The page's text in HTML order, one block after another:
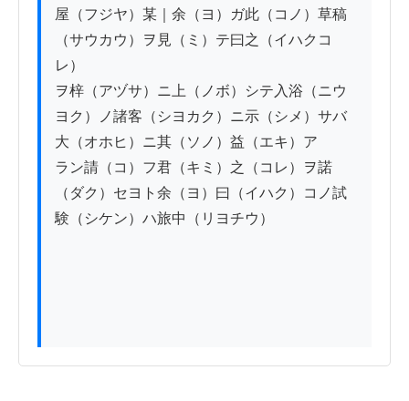
屋（フジヤ）某｜余（ヨ）ガ此（コノ）草稿
（サウカウ）ヲ見（ミ）テ曰之（イハクコ
レ）
ヲ梓（アヅサ）ニ上（ノボ）シテ入浴（ニウ
ヨク）ノ諸客（シヨカク）ニ示（シメ）サバ
大（オホヒ）ニ其（ソノ）益（エキ）ア
ラン請（コ）フ君（キミ）之（コレ）ヲ諾
（ダク）セヨト余（ヨ）曰（イハク）コノ試
験（シケン）ハ旅中（リヨチウ）